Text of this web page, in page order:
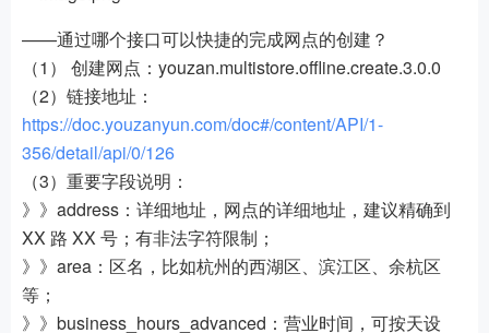
——通过哪个接口可以快捷的完成网点的创建？
（1） 创建网点：youzan.multistore.offline.create.3.0.0
（2）链接地址：
https://doc.youzanyun.com/doc#/content/API/1-
356/detail/api/0/126
（3）重要字段说明：
》》address：详细地址，网点的详细地址，建议精确到
XX 路 XX 号；有非法字符限制；
》》area：区名，比如杭州的西湖区、滨江区、余杭区
等；
》》business_hours_advanced：营业时间，可按天设